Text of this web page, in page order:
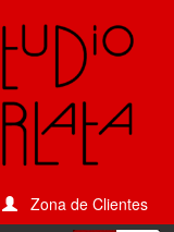
Zona de Clientes